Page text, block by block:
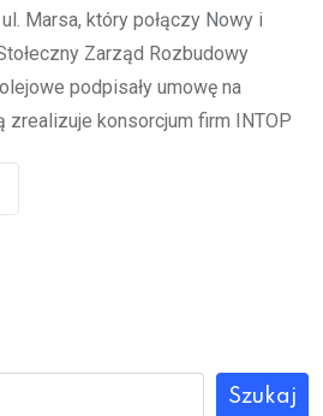
Marsa, który połączy Nowy i
Zarząd Rozbudowy
podpisały umowę na
zrealizuje konsorcjum firm INTOP
Szukaj